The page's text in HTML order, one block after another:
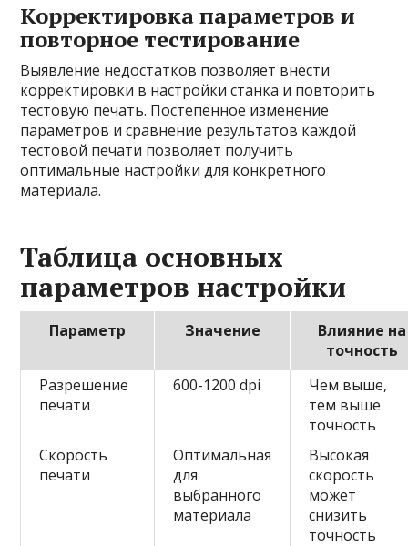
Корректировка параметров и
повторное тестирование
Выявление недостатков позволяет внести
корректировки в настройки станка и повторить
тестовую печать. Постепенное изменение
параметров и сравнение результатов каждой
тестовой печати позволяет получить
оптимальные настройки для конкретного
материала.
Таблица основных
параметров настройки
Параметр Значение
Влияние на
точность
Разрешение
печати
600-1200 dpi
Чем выше,
тем выше
точность
Скорость
печати
Оптимальная
для
выбранного
материала
Высокая
скорость
может
снизить
точность